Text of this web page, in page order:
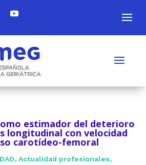
estimador del deterioro
longitudinal con velocidad
carotídeo-femoral
,Actualidad profesionales,